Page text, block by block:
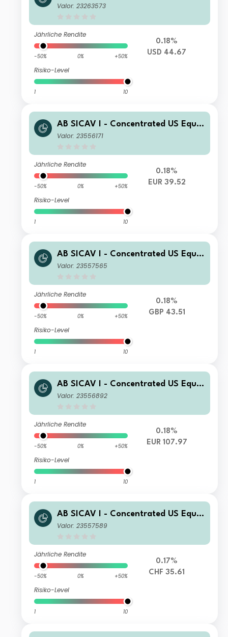
y Portfolio A USD Acc
Valor: 23263573
Jährliche Rendite
-50% 0% +50%
Risiko-Level
1 10
0.18%
USD 44.67
AB SICAV I - Concentrated US Equit
y Portfolio I EUR H Acc
Valor: 23556171
Jährliche Rendite
-50% 0% +50%
Risiko-Level
1 10
0.18%
EUR 39.52
AB SICAV I - Concentrated US Equit
y Portfolio I GBP H Acc
Valor: 23557565
Jährliche Rendite
-50% 0% +50%
Risiko-Level
1 10
0.18%
GBP 43.51
AB SICAV I - Concentrated US Equit
y Portfolio S1 EUR H Acc
Valor: 23556892
Jährliche Rendite
-50% 0% +50%
Risiko-Level
1 10
0.18%
EUR 107.97
AB SICAV I - Concentrated US Equit
y Portfolio I CHF H Acc
Valor: 23557589
Jährliche Rendite
-50% 0% +50%
Risiko-Level
1 10
0.17%
CHF 35.61